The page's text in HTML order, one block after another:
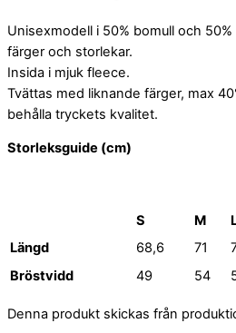
Unisexmodell i 50% bomull och
färger och storlekar.
Insida i mjuk fleece.
Tvättas med liknande färger, max
behålla tryckets kvalitet.
Storleksguide (cm)
S M
Längd
68,6 71
Bröstvidd
49 54
Denna produkt skickas från